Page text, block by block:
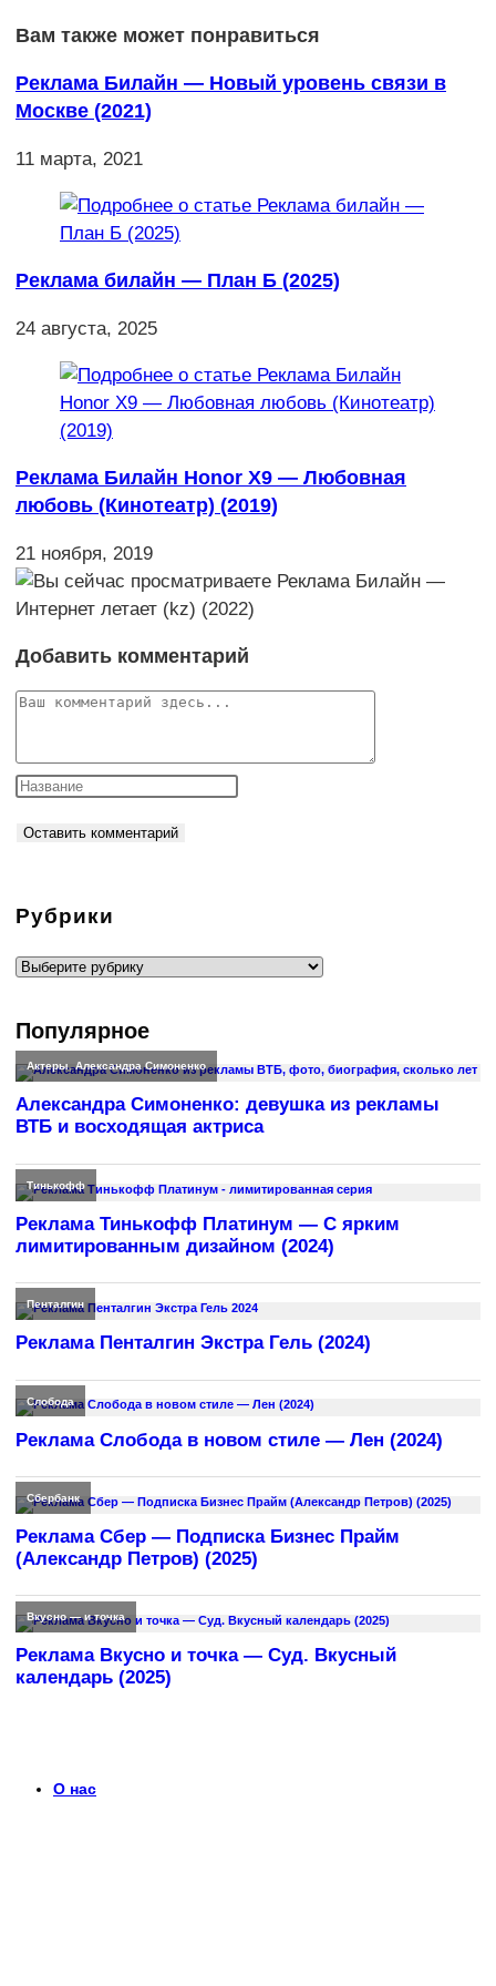
Вам также может понравиться
Реклама Билайн — Новый уровень связи в
Москве (2021)
11 марта, 2021
Реклама билайн — План Б (2025)
24 августа, 2025
Реклама Билайн Honor X9 — Любовная
любовь (Кинотеатр) (2019)
21 ноября, 2019
Добавить комментарий
Комментарий
Рубрики
Рубрики
Популярное
Актеры,Александра Симоненко
Александра Симоненко: девушка из рекламы
ВТБ и восходящая актриса
Тинькофф
Реклама Тинькофф Платинум — С ярким
лимитированным дизайном (2024)
Пенталгин
Реклама Пенталгин Экстра Гель (2024)
Слобода
Реклама Слобода в новом стиле — Лен (2024)
Сбербанк
Реклама Сбер — Подписка Бизнес Прайм
(Александр Петров) (2025)
Вкусно — и точка
Реклама Вкусно и точка — Суд. Вкусный
календарь (2025)
О нас